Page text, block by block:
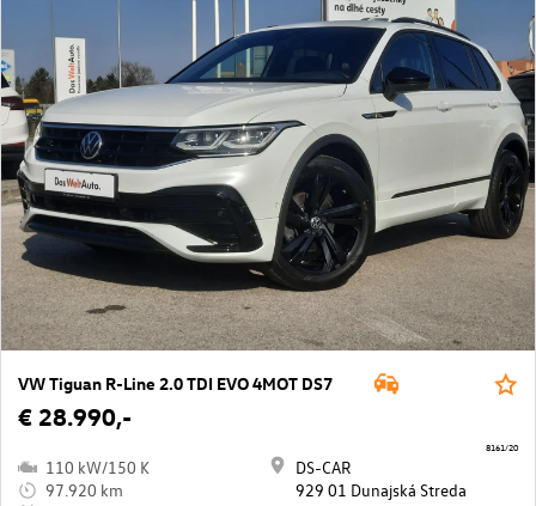
VW Tiguan R-Line 2.0 TDI EVO 4MOT DS7
€ 28.990,-
110 kW/150 K
97.920 km
DS-CAR
929 01 Dunajská Streda
8161/20